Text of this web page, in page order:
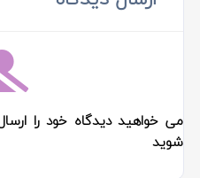
می خواهید دیدگاه خود را
شوید